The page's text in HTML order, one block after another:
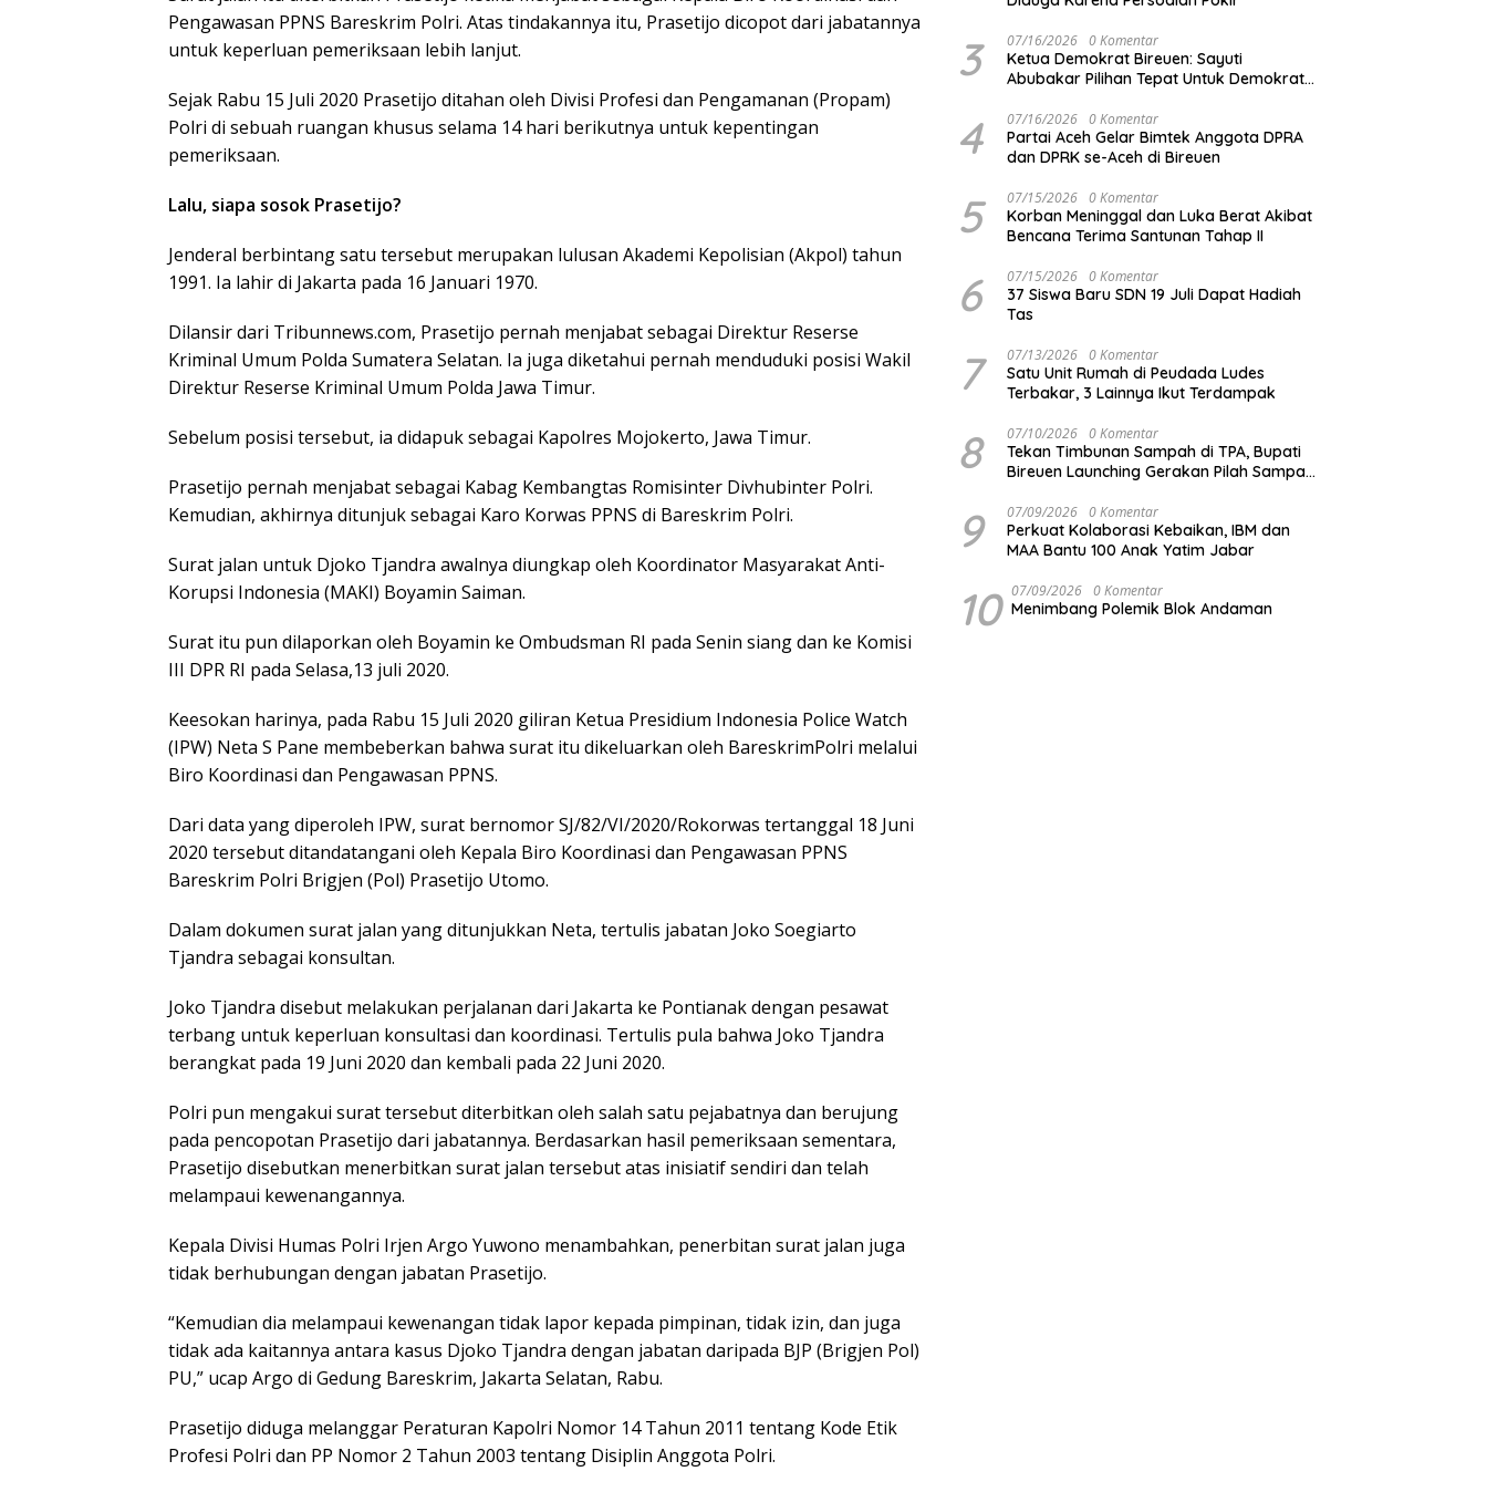
Pengawasan PPNS Bareskrim Polri. Atas tindakannya itu, Prasetijo dicopot dari jabatannya
untuk keperluan pemeriksaan lebih lanjut.
Sejak Rabu 15 Juli 2020 Prasetijo ditahan oleh Divisi Profesi dan Pengamanan (Propam)
Polri di sebuah ruangan khusus selama 14 hari berikutnya untuk kepentingan
pemeriksaan.
Lalu, siapa sosok Prasetijo?
Jenderal berbintang satu tersebut merupakan lulusan Akademi Kepolisian (Akpol) tahun
1991. Ia lahir di Jakarta pada 16 Januari 1970.
Dilansir dari Tribunnews.com, Prasetijo pernah menjabat sebagai Direktur Reserse
Kriminal Umum Polda Sumatera Selatan. Ia juga diketahui pernah menduduki posisi Wakil
Direktur Reserse Kriminal Umum Polda Jawa Timur.
Sebelum posisi tersebut, ia didapuk sebagai Kapolres Mojokerto, Jawa Timur.
Prasetijo pernah menjabat sebagai Kabag Kembangtas Romisinter Divhubinter Polri.
Kemudian, akhirnya ditunjuk sebagai Karo Korwas PPNS di Bareskrim Polri.
Surat jalan untuk Djoko Tjandra awalnya diungkap oleh Koordinator Masyarakat Anti-
Korupsi Indonesia (MAKI) Boyamin Saiman.
Surat itu pun dilaporkan oleh Boyamin ke Ombudsman RI pada Senin siang dan ke Komisi
III DPR RI pada Selasa,13 juli 2020.
Keesokan harinya, pada Rabu 15 Juli 2020 giliran Ketua Presidium Indonesia Police Watch
(IPW) Neta S Pane membeberkan bahwa surat itu dikeluarkan oleh BareskrimPolri melalui
Biro Koordinasi dan Pengawasan PPNS.
Dari data yang diperoleh IPW, surat bernomor SJ/82/VI/2020/Rokorwas tertanggal 18 Juni
2020 tersebut ditandatangani oleh Kepala Biro Koordinasi dan Pengawasan PPNS
Bareskrim Polri Brigjen (Pol) Prasetijo Utomo.
Dalam dokumen surat jalan yang ditunjukkan Neta, tertulis jabatan Joko Soegiarto
Tjandra sebagai konsultan.
Joko Tjandra disebut melakukan perjalanan dari Jakarta ke Pontianak dengan pesawat
terbang untuk keperluan konsultasi dan koordinasi. Tertulis pula bahwa Joko Tjandra
berangkat pada 19 Juni 2020 dan kembali pada 22 Juni 2020.
Polri pun mengakui surat tersebut diterbitkan oleh salah satu pejabatnya dan berujung
pada pencopotan Prasetijo dari jabatannya. Berdasarkan hasil pemeriksaan sementara,
Prasetijo disebutkan menerbitkan surat jalan tersebut atas inisiatif sendiri dan telah
melampaui kewenangannya.
Kepala Divisi Humas Polri Irjen Argo Yuwono menambahkan, penerbitan surat jalan juga
tidak berhubungan dengan jabatan Prasetijo.
“Kemudian dia melampaui kewenangan tidak lapor kepada pimpinan, tidak izin, dan juga
tidak ada kaitannya antara kasus Djoko Tjandra dengan jabatan daripada BJP (Brigjen Pol)
PU,” ucap Argo di Gedung Bareskrim, Jakarta Selatan, Rabu.
Prasetijo diduga melanggar Peraturan Kapolri Nomor 14 Tahun 2011 tentang Kode Etik
Profesi Polri dan PP Nomor 2 Tahun 2003 tentang Disiplin Anggota Polri.
3 07/16/2026 0 Komentar
Ketua Demokrat Bireuen: Sayuti
Abubakar Pilihan Tepat Untuk Demokrat
4 07/16/2026 0 Komentar
Partai Aceh Gelar Bimtek Anggota DPRA
dan DPRK se-Aceh di Bireuen
5 07/15/2026 0 Komentar
Korban Meninggal dan Luka Berat Akibat
Bencana Terima Santunan Tahap II
6 07/15/2026 0 Komentar
37 Siswa Baru SDN 19 Juli Dapat Hadiah
Tas
7 07/13/2026 0 Komentar
Satu Unit Rumah di Peudada Ludes
Terbakar, 3 Lainnya Ikut Terdampak
8 07/10/2026 0 Komentar
Tekan Timbunan Sampah di TPA, Bupati
Bireuen Launching Gerakan Pilah Sampah
9 07/09/2026 0 Komentar
Perkuat Kolaborasi Kebaikan, IBM dan
MAA Bantu 100 Anak Yatim Jabar
10 07/09/2026 0 Komentar
Menimbang Polemik Blok Andaman